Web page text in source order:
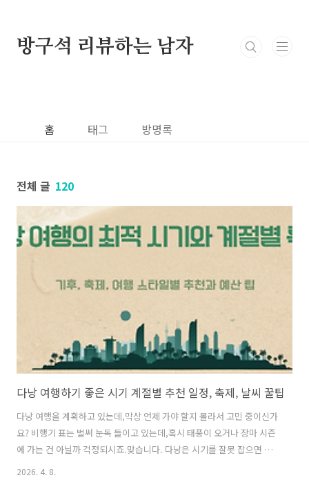
방구석 리뷰하는 남자
홈 태그 방명록
전체 글 120
다낭 여행하기 좋은 시기 계절별 추천 일정, 축제, 날씨 꿀팁
다낭 여행을 계획하고 있는데,막상 언제 가야 할지 몰라서 고민 중이신가
요? 비행기 표는 벌써 눈독 들이고 있는데,혹시 태풍이 오거나 장마 시즌
에 가는 건 아닐까 걱정되시죠.맞습니다. 다낭은 시기를 잘못 잡으면 쏟
아지는 비 속에 호텔에 갇혀 있을 수도 있어요.그래서 이 글에서 다낭 여
2026. 4. 8.